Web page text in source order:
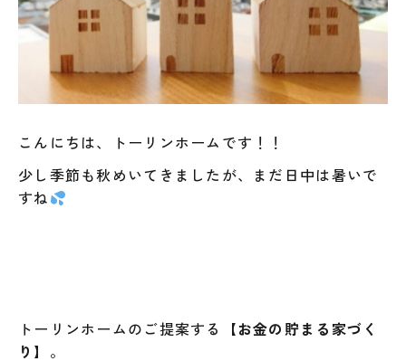
こんにちは、トーリンホームです！！
少し季節も秋めいてきましたが、まだ日中は暑いで
すね
トーリンホームのご提案する
【お金の貯まる家づく
り】 。